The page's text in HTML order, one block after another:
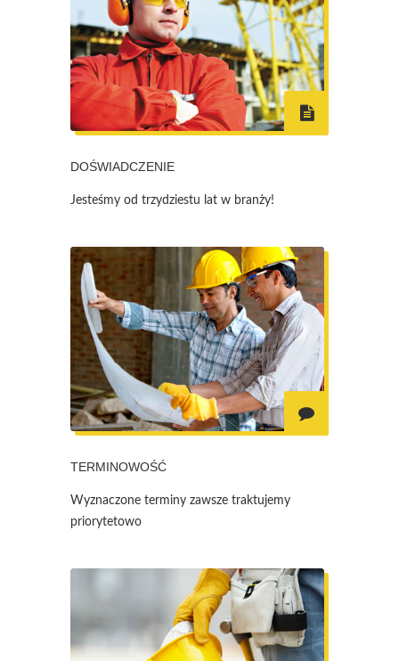
DOŚWIADCZENIE
Jesteśmy od trzydziestu lat w branży!
TERMINOWOŚĆ
Wyznaczone terminy zawsze traktujemy
priorytetowo